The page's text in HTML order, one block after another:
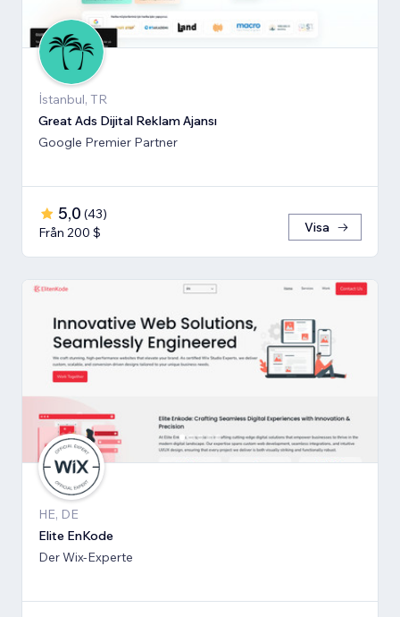
İstanbul, TR
Great Ads Dijital Reklam Ajansı
Google Premier Partner
5,0 (43)
Från 200 $
Visa
HE, DE
Elite EnKode
Der Wix-Experte